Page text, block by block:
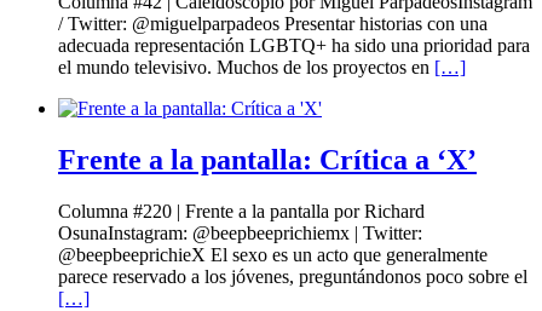
/ Twitter: @miguelparpadeos Presentar historias con una
adecuada representación LGBTQ+ ha sido una prioridad para
el mundo televisivo. Muchos de los proyectos en […]
Frente a la pantalla: Crítica a ‘X’
Columna #220 | Frente a la pantalla por Richard
OsunaInstagram: @beepbeeprichiemx | Twitter:
@beepbeeprichieX El sexo es un acto que generalmente
parece reservado a los jóvenes, preguntándonos poco sobre el
[…]